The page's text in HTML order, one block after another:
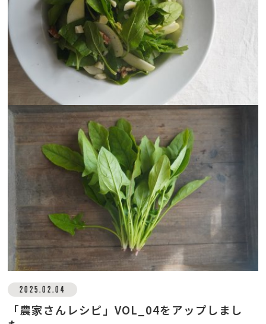
2025.02.04
「農家さんレシピ」VOL_04をアップしまし